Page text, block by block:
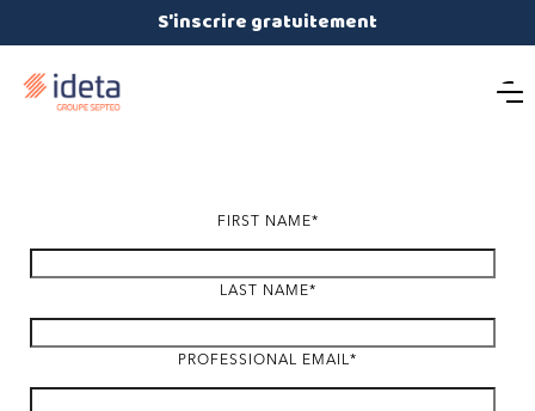
S'inscrire gratuitement
FIRST NAME*
LAST NAME*
PROFESSIONAL EMAIL*